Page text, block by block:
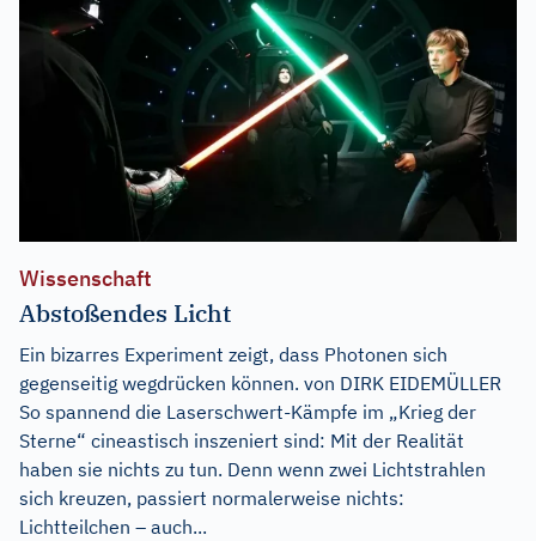
Wissenschaft
Abstoßendes Licht
Ein bizarres Experiment zeigt, dass Photonen sich
gegenseitig wegdrücken können. von DIRK EIDEMÜLLER
So spannend die Laserschwert-Kämpfe im „Krieg der
Sterne“ cineastisch inszeniert sind: Mit der Realität
haben sie nichts zu tun. Denn wenn zwei Lichtstrahlen
sich kreuzen, passiert normalerweise nichts:
Lichtteilchen – auch...